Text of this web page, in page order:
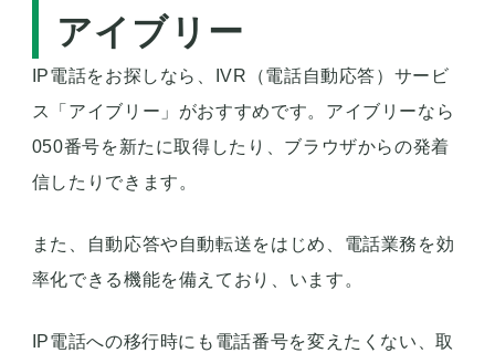
アイブリー
IP電話をお探しなら、IVR（電話自動応答）サービ
ス「アイブリー」がおすすめです。アイブリーなら
050番号を新たに取得したり、ブラウザからの発着
信したりできます。
また、自動応答や自動転送をはじめ、電話業務を効
率化できる機能を備えており、います。
IP電話への移行時にも電話番号を変えたくない、取